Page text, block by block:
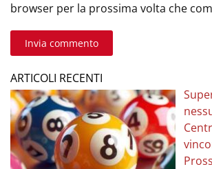
browser per la prossima volta che
Invia commento
ARTICOLI RECENTI